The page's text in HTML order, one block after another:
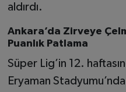
aldırdı.
Ankara’da Zirveye
Puanlık Patlama
Süper Lig’in 12.
Eryaman